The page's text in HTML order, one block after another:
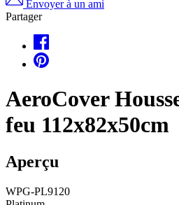
Envoyer à un ami
Partager
AeroCover
feu 112x82x50cm
Aperçu
WPG-PL9120